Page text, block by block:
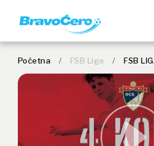
Početna / FSB Lige / FSB